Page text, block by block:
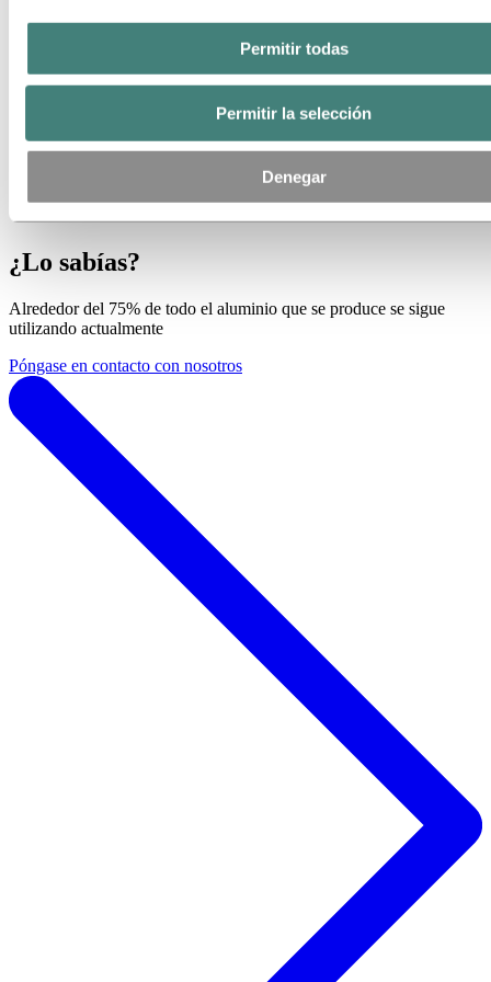
Permitir todas
Permitir la selección
Denegar
¿Lo sabías?
Alrededordel 75% de todo el aluminio que se produce se sigue
utilizando actualmente
Póngase en contacto con nosotros